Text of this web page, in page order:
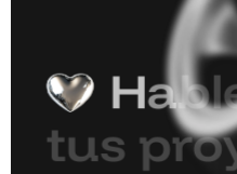
Habl
tus pro